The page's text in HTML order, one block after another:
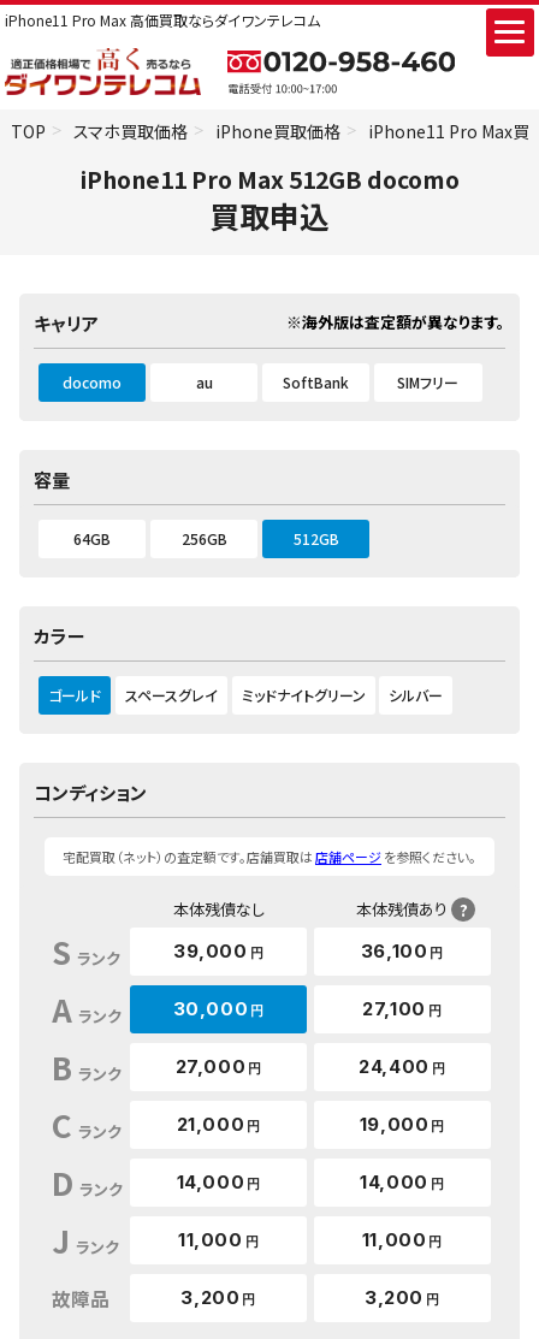
iPhone11 Pro Max 高価買取ならダイワンテレコム
TOP スマホ買取価格 iPhone買取価格 iPhone11 Pro Max買
iPhone11 Pro Max 512GB docomo
買取申込
キャリア ※海外版は査定額が異なります。
docomo au SoftBank SIMフリー
容量
64GB 256GB 512GB
カラー
ゴールド スペースグレイ ミッドナイトグリーン シルバー
コンディション
宅配買取（ネット）の査定額です。店舗買取は店舗ページを参照ください。
本体残債なし 本体残債あり ?
S ランク 39,000 円 36,100 円
A ランク 30,000 円 27,100 円
B ランク 27,000 円 24,400 円
C ランク 21,000 円 19,000 円
D ランク 14,000 円 14,000 円
J ランク 11,000 円 11,000 円
故障品 3,200 円 3,200 円